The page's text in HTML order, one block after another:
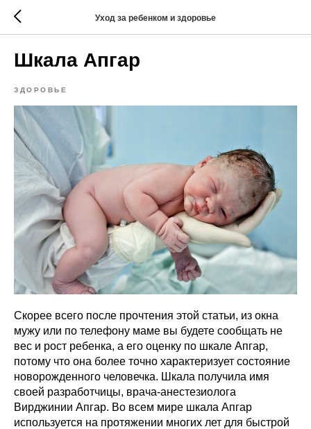
Уход за ребенком и здоровье
Шкала Апгар
ЗДОРОВЬЕ
Скорее всего после прочтения этой статьи, из окна
мужу или по телефону маме вы будете сообщать не
вес и рост ребенка, а его оценку по шкале Апгар,
потому что она более точно характеризует состояние
новорожденного человечка. Шкала получила имя
своей разработчицы, врача-анестезиолога
Вирджинии Апгар. Во всем мире шкала Апгар
используется на протяжении многих лет для быстрой